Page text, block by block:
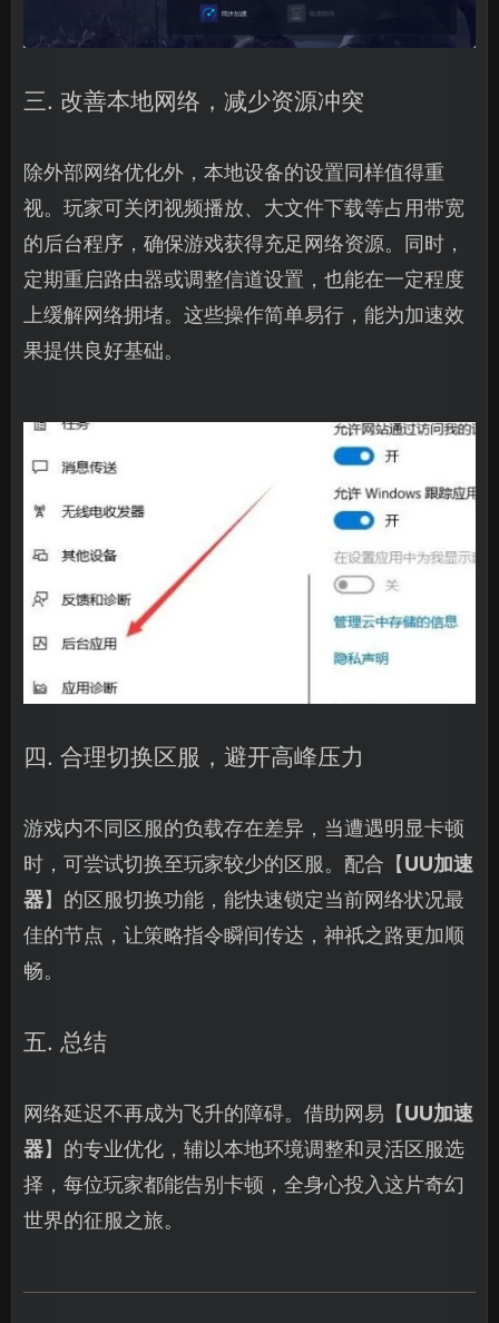
三. 改善本地网络，减少资源冲突
除外部网络优化外，本地设备的设置同样值得重
视。玩家可关闭视频播放、大文件下载等占用带宽
的后台程序，确保游戏获得充足网络资源。同时，
定期重启路由器或调整信道设置，也能在一定程度
上缓解网络拥堵。这些操作简单易行，能为加速效
果提供良好基础。
四. 合理切换区服，避开高峰压力
游戏内不同区服的负载存在差异，当遭遇明显卡顿
时，可尝试切换至玩家较少的区服。配合【UU加速
器】的区服切换功能，能快速锁定当前网络状况最
佳的节点，让策略指令瞬间传达，神祇之路更加顺
畅。
五. 总结
网络延迟不再成为飞升的障碍。借助网易【UU加速
器】的专业优化，辅以本地环境调整和灵活区服选
择，每位玩家都能告别卡顿，全身心投入这片奇幻
世界的征服之旅。